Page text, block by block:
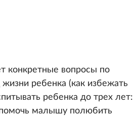
конкретные вопросы по
ребенка (как избежать
ребенка до трех лет:
помочь малышу полюбить